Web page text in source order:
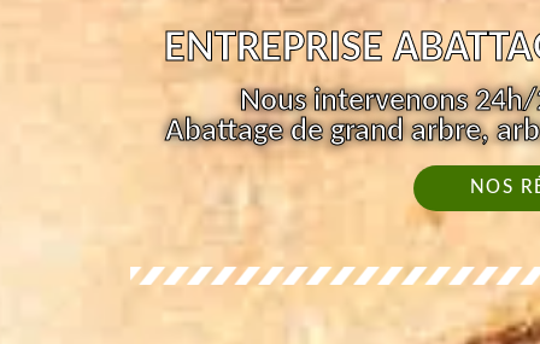
ENTREPRISE
Nous intervenons
Abattage de grand arbre,
NOS